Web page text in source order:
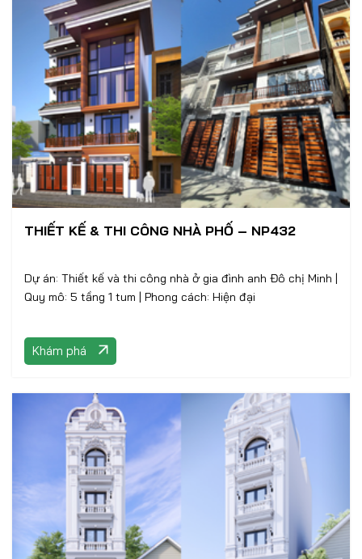
THIẾT KẾ & THI CÔNG NHÀ PHỐ – NP432
Dự án: Thiết kế và thi công nhà ở gia đình anh Đô chị Minh |
Quy mô: 5 tầng 1 tum | Phong cách: Hiện đại
Khám phá